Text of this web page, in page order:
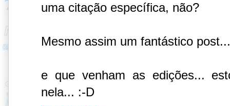
uma citação específica, não?
Mesmo assim um fantástico
e que venham as edições...
nela... :-D